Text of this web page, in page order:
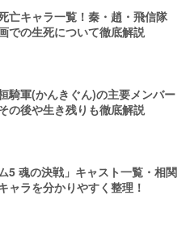
亡キャラ一覧！秦・趙・飛信隊
での生死について徹底解説
騎軍(かんきぐん)の主要メンバー
の後や生き残りも徹底解説
5 魂の決戦」キャスト一覧・相関
ャラを分かりやすく整理！